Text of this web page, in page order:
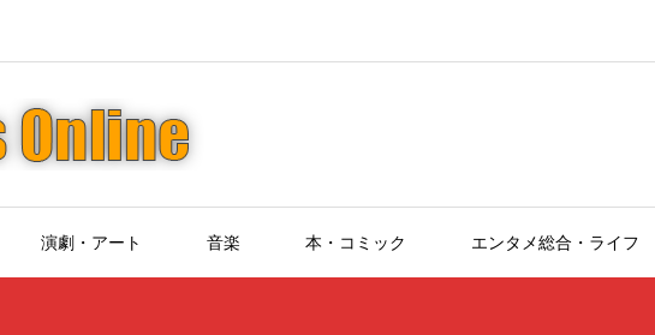
演劇・アート 音楽 本・コミック エンタメ総合・ライフ